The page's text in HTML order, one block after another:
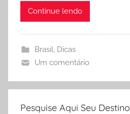
Continue lendo
Brasil, Dicas
Um comentário
Pesquise Aqui Seu Destino